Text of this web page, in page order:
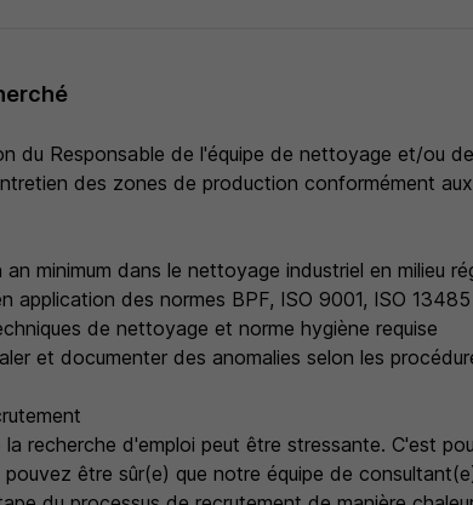
du Responsable de l'équipe de nettoyage et/ou
des zones de production conformément
minimum dans le nettoyage industriel en milieu
application des normes BPF, ISO 9001, ISO 13485
de nettoyage et norme hygiène requise
et documenter des anomalies selon les
la recherche d'emploi peut être stressante. C'est
être sûr(e) que notre équipe de